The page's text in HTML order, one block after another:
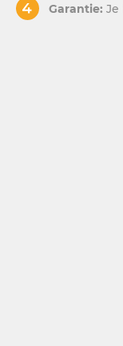
Garantie: Je